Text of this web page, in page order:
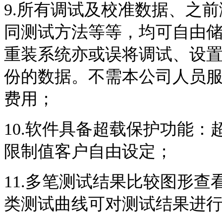
9.所有调试及校准数据、之
同测试方法等等，均可自由
重装系统亦或误将调试、设
份的数据。不需本公司人员
费用；
10.软件具备超载保护功能：
限制值客户自由设定；
11.多笔测试结果比较图形查
类测试曲线可对测试结果进